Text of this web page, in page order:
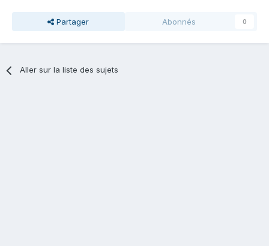
Partager Abonnés 0
Aller sur la liste des sujets